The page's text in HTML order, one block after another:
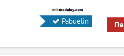
Pabuelin